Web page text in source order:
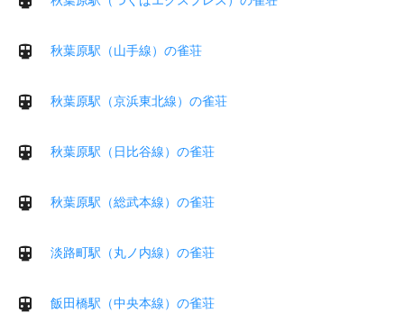
秋葉原駅（山手線）の雀荘
秋葉原駅（京浜東北線）の雀荘
秋葉原駅（日比谷線）の雀荘
秋葉原駅（総武本線）の雀荘
淡路町駅（丸ノ内線）の雀荘
飯田橋駅（中央本線）の雀荘